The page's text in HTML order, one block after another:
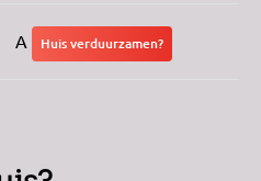
A Huis verduurzamen?